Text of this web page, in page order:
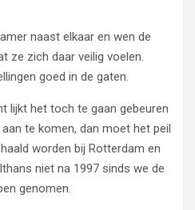
naast elkaar en wen de
ze zich daar veilig voelen.
goed in de gaten.
lijkt het toch te gaan gebeuren
te komen, dan moet het peil
worden bij Rotterdam en
niet na 1997 sinds we de
genomen.